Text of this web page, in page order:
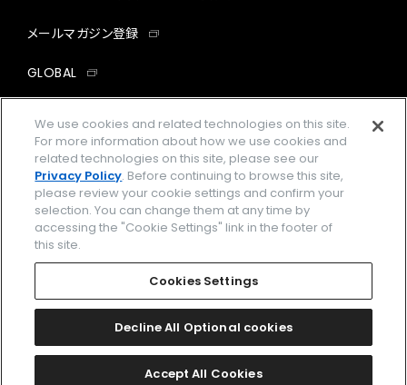
メールマガジン登録
GLOBAL
facebookinstagramtwitter
企業情報 ご利用規約
プライバシーポリシー Cookies Settings
Amazon PayはAmazon.com, Inc.またはその関連会社の商標です。
2026 CITIZEN WATCH CO., LTD.
We use cookies and related technologies on this site.
For more information about how we use cookies and
related technologies on this site, please see our
Privacy Policy. Before continuing to browse this site,
please review your cookie settings and confirm your
selection. You can change them at any time by
accessing the "Cookie Settings" link in the footer of
this site.
Cookies Settings
Decline All Optional cookies
Accept All Cookies